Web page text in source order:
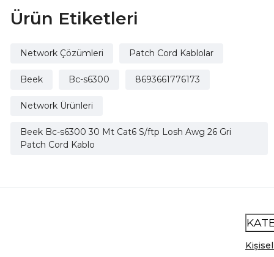
Ürün Etiketleri
Network Çözümleri Patch Cord Kablolar
Beek Bc-s6300 8693661776173
Network Ürünleri
Beek Bc-s6300 30 Mt Cat6 S/ftp Losh Awg 26 Gri
Patch Cord Kablo